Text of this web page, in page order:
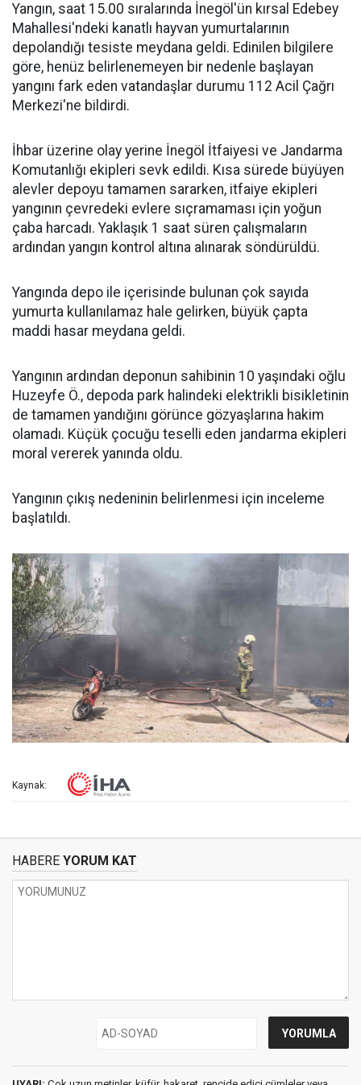
Yangın, saat 15.00 sıralarında İnegöl'ün kırsal Edebey
Mahallesi'ndeki kanatlı hayvan yumurtalarının
depolandığı tesiste meydana geldi. Edinilen bilgilere
göre, henüz belirlenemeyen bir nedenle başlayan
yangını fark eden vatandaşlar durumu 112 Acil Çağrı
Merkezi'ne bildirdi.
İhbar üzerine olay yerine İnegöl İtfaiyesi ve Jandarma
Komutanlığı ekipleri sevk edildi. Kısa sürede büyüyen
alevler depoyu tamamen sararken, itfaiye ekipleri
yangının çevredeki evlere sıçramaması için yoğun
çaba harcadı. Yaklaşık 1 saat süren çalışmaların
ardından yangın kontrol altına alınarak söndürüldü.
Yangında depo ile içerisinde bulunan çok sayıda
yumurta kullanılamaz hale gelirken, büyük çapta
maddi hasar meydana geldi.
Yangının ardından deponun sahibinin 10 yaşındaki oğlu
Huzeyfe Ö., depoda park halindeki elektrikli bisikletinin
de tamamen yandığını görünce gözyaşlarına hakim
olamadı. Küçük çocuğu teselli eden jandarma ekipleri
moral vererek yanında oldu.
Yangının çıkış nedeninin belirlenmesi için inceleme
başlatıldı.
Kaynak:
HABERE YORUM KAT